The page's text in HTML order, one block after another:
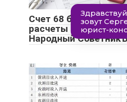
Счет 68
расчеты по налогам
Народный